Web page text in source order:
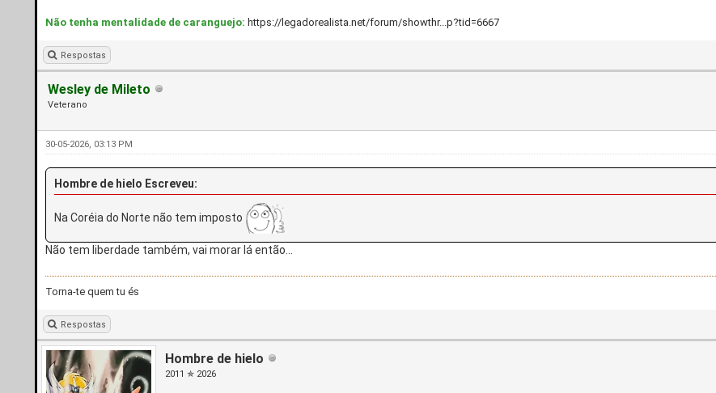
Não tenha mentalidade de caranguejo: https://legadorealista.net/forum/showthr...p?tid=6667
Respostas
Wesley de Mileto
Veterano
30-05-2026, 03:13 PM
Hombre de hielo Escreveu:
Na Coréia do Norte não tem imposto
Não tem liberdade também, vai morar lá então...
Torna-te quem tu és
Respostas
Hombre de hielo
2011 ✯ 2026